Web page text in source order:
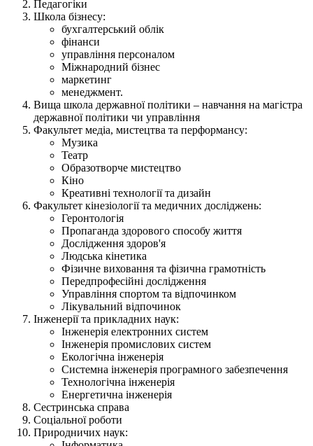
Педагогіки
Школа бізнесу:
бухгалтерський облік
фінанси
управління персоналом
Міжнародний бізнес
маркетинг
менеджмент.
Вища школа державної політики – навчання на магістра
державної політики чи управління
Факультет медіа, мистецтва та перформансу:
Музика
Театр
Образотворче мистецтво
Кіно
Креативні технології та дизайн
Факультет кінезіології та медичних досліджень:
Геронтологія
Пропаганда здорового способу життя
Дослідження здоров'я
Людська кінетика
Фізичне виховання та фізична грамотність
Передпрофесійні дослідження
Управління спортом та відпочинком
Лікувальний відпочинок
Інженерії та прикладних наук:
Інженерія електронних систем
Інженерія промислових систем
Екологічна інженерія
Системна інженерія програмного забезпечення
Технологічна інженерія
Енергетична інженерія
Сестринська справа
Соціальної роботи
Природничих наук: